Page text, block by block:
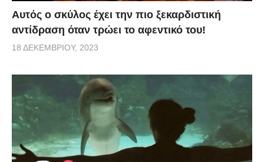
Αυτός ο σκύλος έχει την πιο ξεκαρδιστική
αντίδραση όταν τρώει το αφεντικό του!
18 ΔΕΚΕΜΒΡΊΟΥ, 2023